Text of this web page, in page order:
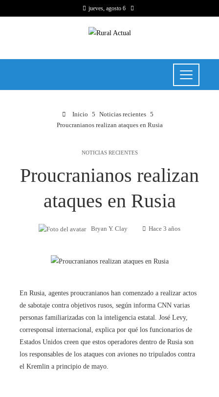
jueves, agosto 6
Inicio
Noticias recientes
Proucranianos realizan ataques en Rusia
NOTICIAS RECIENTES
Proucranianos realizan
ataques en Rusia
Bryan Y. Clay Hace 3 años
En Rusia, agentes proucranianos han comenzado a realizar actos
de sabotaje contra objetivos rusos, según informa CNN varias
personas familiarizadas con la inteligencia estatal. José Levy,
corresponsal internacional, explica por qué los funcionarios de
Estados Unidos creen que estos operadores dentro de Rusia son
los responsables de los ataques con aviones no tripulados contra
el Kremlin a principio de mayo.